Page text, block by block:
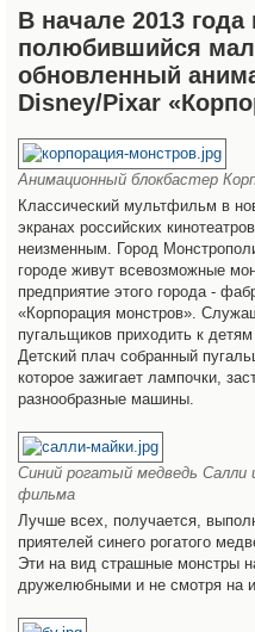
В начале 2013
полюбившийся
обновленный
Disney/Pixar
Анимационный блокбастер
Классический мультфильм в
экранах российских
неизменным. Город
городе живут всевозможные
предприятие этого города -
«Корпорация монстров».
пугальщиков приходить к
Детский плач собранный
которое зажигает лампочки,
разнообразные машины.
Синий рогатый медведь Салли
фильма
Лучше всех, получается,
приятелей синего рогатого
Эти на вид страшные монстры
дружелюбными и не смотря на